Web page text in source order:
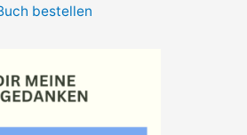
bestellen